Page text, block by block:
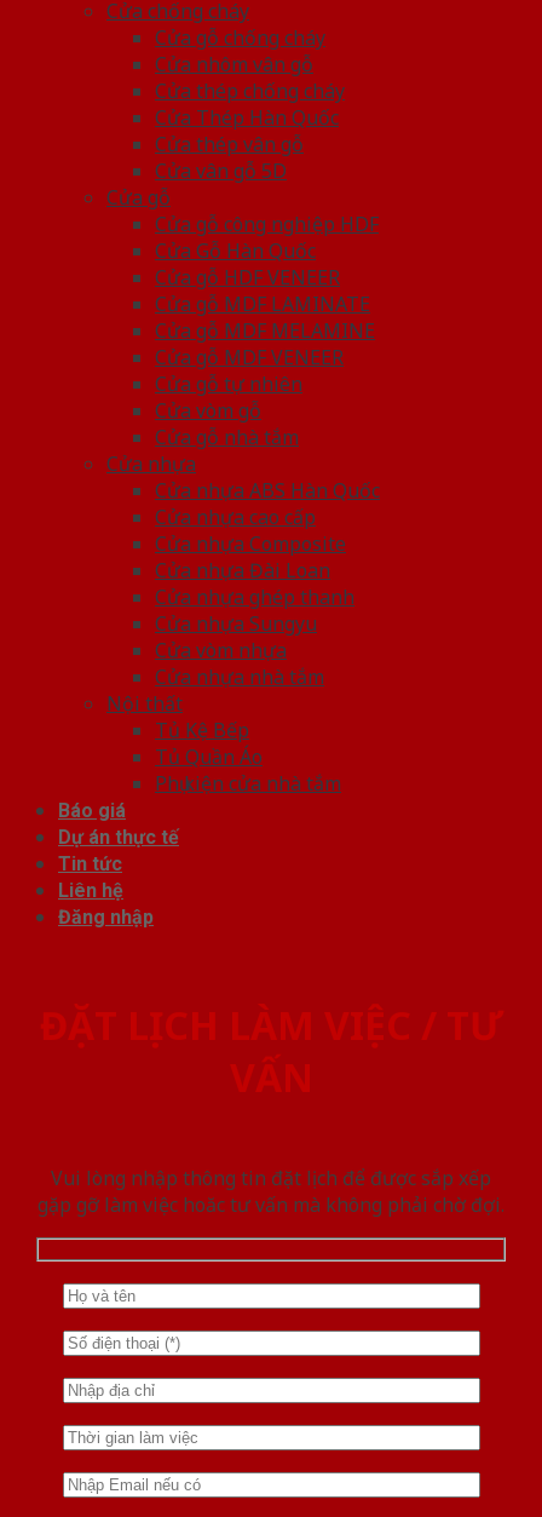
Cửa chống cháy
Cửa gỗ chống cháy
Cửa nhôm vân gỗ
Cửa thép chống cháy
Cửa Thép Hàn Quốc
Cửa thép vân gỗ
Cửa vân gỗ 5D
Cửa gỗ
Cửa gỗ công nghiệp HDF
Cửa Gỗ Hàn Quốc
Cửa gỗ HDF VENEER
Cửa gỗ MDF LAMINATE
Cửa gỗ MDF MELAMINE
Cửa gỗ MDF VENEER
Cửa gỗ tự nhiên
Cửa vòm gỗ
Cửa gỗ nhà tắm
Cửa nhựa
Cửa nhựa ABS Hàn Quốc
Cửa nhựa cao cấp
Cửa nhựa Composite
Cửa nhựa Đài Loan
Cửa nhựa ghép thanh
Cửa nhựa Sungyu
Cửa vòm nhựa
Cửa nhựa nhà tắm
Nội thất
Tủ Kệ Bếp
Tủ Quần Áo
Phụ kiện cửa nhà tắm
Báo giá
Dự án thực tế
Tin tức
Liên hệ
Đăng nhập
ĐẶT LỊCH LÀM VIỆC / TƯ
VẤN
Vui lòng nhập thông tin đặt lịch để được sắp xếp
gặp gỡ làm việc hoăc tư vấn mà không phải chờ đợi.